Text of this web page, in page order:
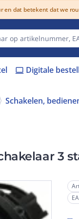
en dat betekent dat we
laptop Digitale
Schakelen,
3